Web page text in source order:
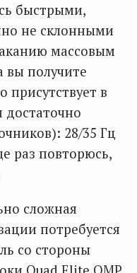
быстрыми,
не склонными
массовым
вы получите
присутствует в
28/35 Гц
раз повторюсь,
сложная
потребуется
со стороны